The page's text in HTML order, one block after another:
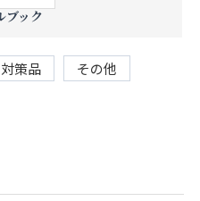
ブック
策品
その他